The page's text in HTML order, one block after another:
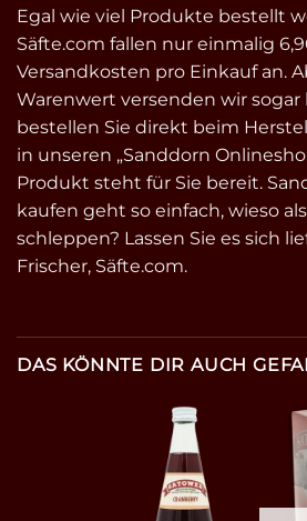
Egal wie viel Produkte bestellt
Säfte.com fallen nur einmalig
Versandkosten pro Einkauf an.
Warenwert versenden wir sogar
bestellen Sie direkt beim
in unseren „Sanddorn
Produkt steht für Sie bereit.
kaufen geht so einfach, wieso
schleppen? Lassen Sie es sich
Frischer, Säfte.com.
DAS KÖNNTE DIR AUCH